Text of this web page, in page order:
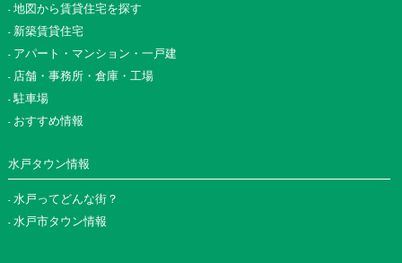
地図から賃貸住宅を探す
新築賃貸住宅
アパート・マンション・一戸建
店舗・事務所・倉庫・工場
駐車場
おすすめ情報
水戸タウン情報
水戸ってどんな街？
水戸市タウン情報